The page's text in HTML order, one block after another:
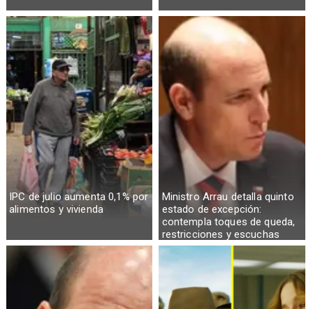
IPC de julio aumenta 0,1% por
alimentos y vivienda
Ministro Arrau detalla quinto
estado de excepción:
contempla toques de queda,
restricciones y escuchas
telefónicas en zonas críticas